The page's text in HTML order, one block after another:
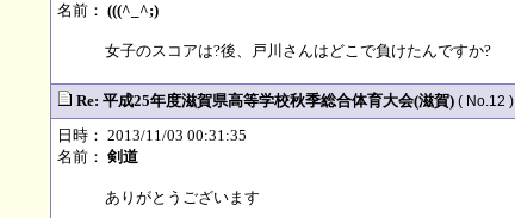
名前： (((^_^;)
女子のスコアは?後、戸川さんはどこで負けたんですか?
Re: 平成25年度滋賀県高等学校秋季総合体育大会(滋賀) ( No.12 )
日時： 2013/11/03 00:31:35
名前： 剣道
ありがとうございます